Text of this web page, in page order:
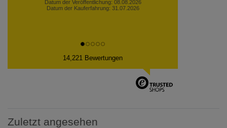
14,221 Bewertungen
Zuletzt angesehen